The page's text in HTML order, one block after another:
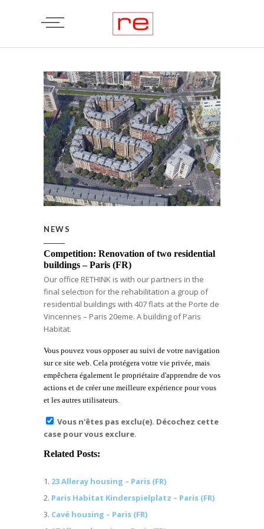
NEWS
Competition: Renovation of two residential
buildings – Paris (FR)
Our office RETHINK is with our partners in the
final selection for the rehabilitation a group of
residential buildings with 407 flats at the Porte de
Vincennes – Paris 20eme. A building of Paris
Habitat.
Vous pouvez vous opposer au suivi de votre navigation
sur ce site web. Cela protégera votre vie privée, mais
empêchera également le propriétaire d'apprendre de vos
actions et de créer une meilleure expérience pour vous
et les autres utilisateurs.
Vous n'êtes pas exclu(e). Décochez cette
case pour vous exclure.
Related Posts:
23 Alleray housing – Paris (FR)
Paris Habitat Kinderspielplatz – Paris (FR)
Cavé housing – Paris (FR)